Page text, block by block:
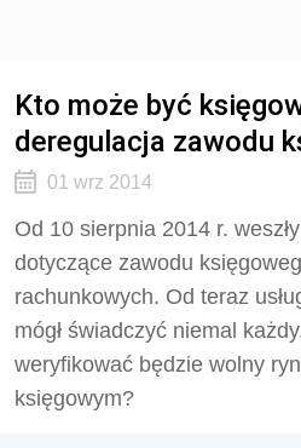
Kto może być
deregulacja zawodu
01 wrz 2014
Od 10 sierpnia 2014 r.
dotyczące zawodu
rachunkowych. Od teraz
mógł świadczyć niemal
weryfikować będzie wolny
księgowym?